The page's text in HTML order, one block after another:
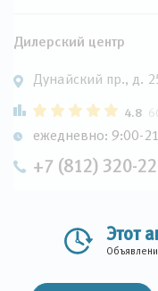
Дилерский центр
Дунайский пр., д.
4.8
ежедневно: 9:00-
+7 (812) 320-
Этот